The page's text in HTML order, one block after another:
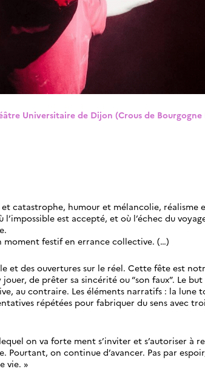
Universitaire de Dijon (Crous de Bourgogne
catastrophe, humour et mélancolie, réalisme
est accepté, et où l’échec du
moment festif en errance collective. (…)
et des ouvertures sur le réel. Cette fête est
de prêter sa sincérité ou “son faux”. Le but
au contraire. Les éléments narratifs : la lune
répétées pour fabriquer du sens avec
on va forte ment s’inviter et s’autoriser à
Pourtant, on continue d’avancer. Pas par
vie. »